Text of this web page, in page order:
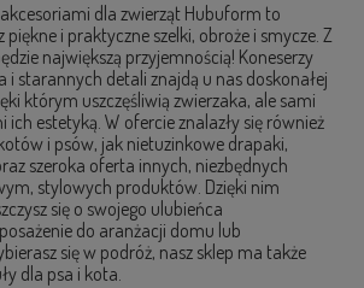
dla zwierząt Hubuform to
piękne i praktyczne szelki, obroże i smycze. Z
największą przyjemnością! Koneserzy
i starannych detali znajdą u nas doskonałej
którym uszczęśliwią zwierzaka, ale sami
ich estetyką. W ofercie znalazły się również
i psów, jak nietuzinkowe drapaki,
szeroka oferta innych, niezbędnych
stylowych produktów. Dzięki nim
się o swojego ulubieńca
do aranżacji domu lub
się w podróż, nasz sklep ma także
dla psa i kota.